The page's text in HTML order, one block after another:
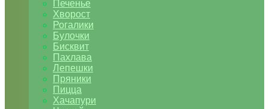
Печенье
Хворост
Рогалики
Булочки
Бисквит
Пахлава
Лепешки
Пряники
Пицца
Хачапури